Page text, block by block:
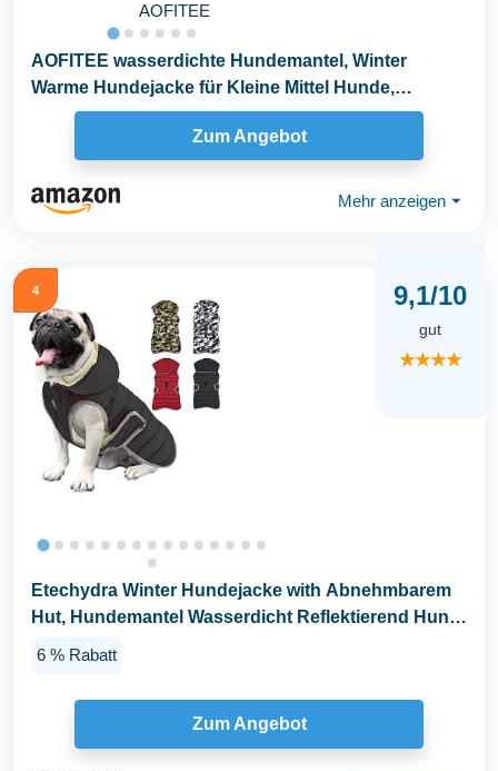
AOFITEE
AOFITEE wasserdichte Hundemantel, Winter
Warme Hundejacke für Kleine Mittel Hunde,
Winddichte Hunde...
Zum Angebot
Mehr anzeigen ⏷
4 9,1/10
gut
★★★★
Etechydra Winter Hundejacke with Abnehmbarem
Hut, Hundemantel Wasserdicht Reflektierend Hund
6 % Rabatt
Zum Angebot